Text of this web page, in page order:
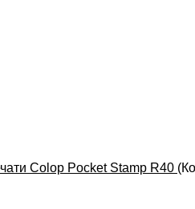
Colop Pocket Stamp R40